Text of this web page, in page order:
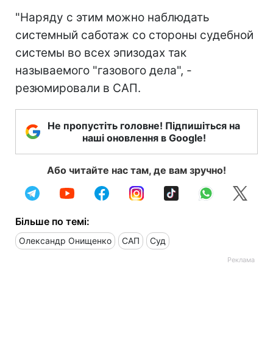
"Наряду с этим можно наблюдать
системный саботаж со стороны судебной
системы во всех эпизодах так
называемого "газового дела", -
резюмировали в САП.
Не пропустіть головне! Підпишіться на
наші оновлення в Google!
Або читайте нас там, де вам зручно!
Більше по темі:
Олександр Онищенко САП Суд